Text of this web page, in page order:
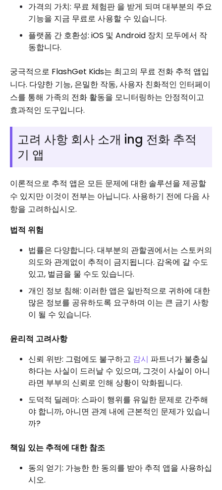
가격의 가치: 무료 체험판 을 받게 되며 대부분의 주요
기능을 지금 무료로 사용할 수 있습니다.
플랫폼 간 호환성: iOS 및 Android 장치 모두에서 작
동합니다.
궁극적으로 FlashGet Kids는 최고의 무료 전화 추적 앱입
니다. 다양한 기능, 은밀한 작동, 사용자 친화적인 인터페이
스를 통해 가족의 전화 활동을 모니터링하는 안정적이고
효과적인 도구입니다.
고려 사항 회사 소개 ing 전화 추적
기 앱
이론적으로 추적 앱은 모든 문제에 대한 솔루션을 제공할
수 있지만 이것이 전부는 아닙니다. 사용하기 전에 다음 사
항을 고려하십시오.
법적 위험
법률은 다양합니다. 대부분의 관할권에서는 스토커의
의도와 관계없이 추적이 금지됩니다. 감옥에 갈 수도
있고, 벌금을 물 수도 있습니다.
개인 정보 침해: 이러한 앱은 일반적으로 귀하에 대한
많은 정보를 공유하도록 요구하며 이는 큰 금기 사항
이 될 수 있습니다.
윤리적 고려사항
신뢰 위반: 그럼에도 불구하고 감시 파트너가 불충실
하다는 사실이 드러날 수 있으며, 그것이 사실이 아니
라면 부부의 신뢰로 인해 상황이 악화됩니다.
도덕적 딜레마: 스파이 행위를 유일한 문제로 간주해
야 합니까, 아니면 관계 내에 근본적인 문제가 있습니
까?
책임 있는 추적에 대한 참조
동의 얻기: 가능한 한 동의를 받아 추적 앱을 사용하십
시오.